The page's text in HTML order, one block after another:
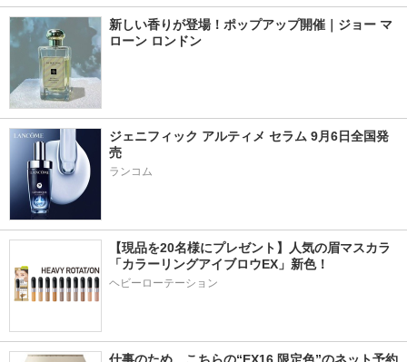
新しい香りが登場！ポップアップ開催｜ジョー マ
ローン ロンドン
ジェニフィック アルティメ セラム 9月6日全国発
売
ランコム
【現品を20名様にプレゼント】人気の眉マスカラ
「カラーリングアイブロウEX」新色！
ヘビーローテーション